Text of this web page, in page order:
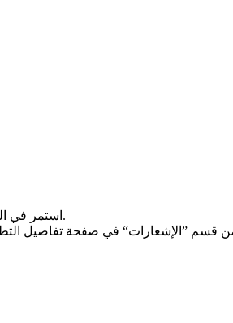
استمر في النقر مع الاستمرار على أيقونة يوتيوب حتى تظهر قائمة معلومات التطبيق، ثم اضغط عليها.